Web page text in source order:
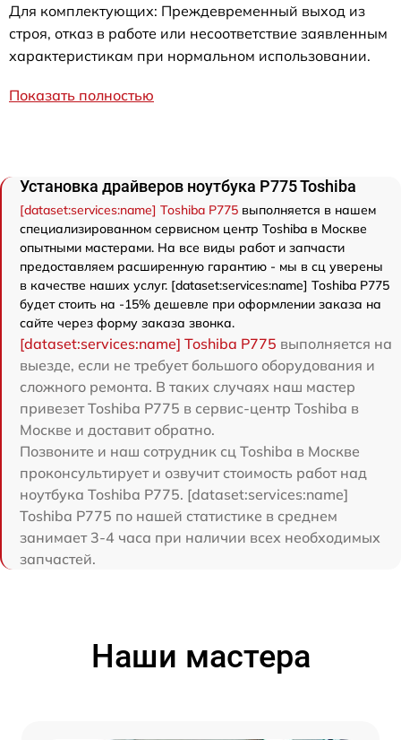
Для комплектующих: Преждевременный выход из
строя, отказ в работе или несоответствие заявленным
характеристикам при нормальном использовании.
Показать полностью
Установка драйверов ноутбука P775 Toshiba
[dataset:services:name] Toshiba P775 выполняется в нашем
специализированном сервисном центр Toshiba в Москве
опытными мастерами. На все виды работ и запчасти
предоставляем расширенную гарантию - мы в сц уверены
в качестве наших услуг. [dataset:services:name] Toshiba P775
будет стоить на -15% дешевле при оформлении заказа на
сайте через форму заказа звонка.
[dataset:services:name] Toshiba P775 выполняется на
выезде, если не требует большого оборудования и
сложного ремонта. В таких случаях наш мастер
привезет Toshiba P775 в сервис-центр Toshiba в
Москве и доставит обратно.
Позвоните и наш сотрудник сц Toshiba в Москве
проконсультирует и озвучит стоимость работ над
ноутбука Toshiba P775. [dataset:services:name]
Toshiba P775 по нашей статистике в среднем
занимает 3-4 часа при наличии всех необходимых
запчастей.
Наши мастера